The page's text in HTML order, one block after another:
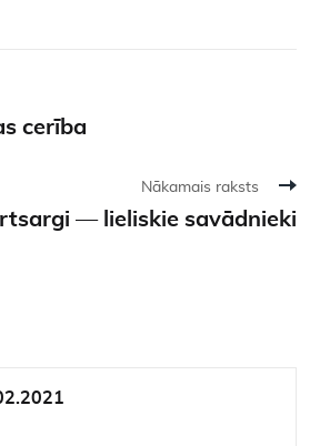
cerība
Nākamais raksts
— lieliskie savādnieki